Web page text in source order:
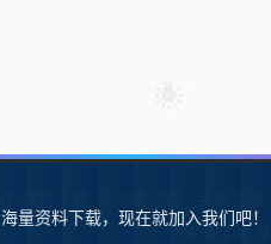
SW自学网
海量资料下载，现在就加入我们吧！